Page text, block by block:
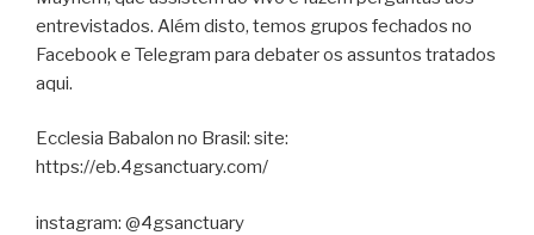
entrevistados. Além disto, temos grupos fechados no
Facebook e Telegram para debater os assuntos tratados
aqui.
Ecclesia Babalon no Brasil: site:
https://eb.4gsanctuary.com/
instagram: @4gsanctuary